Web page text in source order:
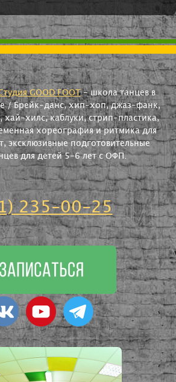
GOOD FOOT- школа танцев в
/ Брейк-данс, хип-хоп, джаз-фанк,
хай-хилс, каблуки, стрип-пластика,
хореография и ритмика для
эксклюзивные подготовительные
для детей 5-6 лет с ОФП.
235-00-25